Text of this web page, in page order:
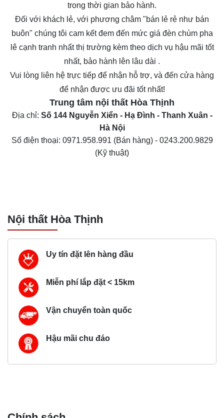
trong thời gian bảo hành.
Đối với khách lẻ, với phương châm "bán lẻ rẻ như bán
buôn" chúng tôi cam kết đem đến mức giá đèn chùm pha
lê cạnh tranh nhất thị trường kèm theo dịch vụ hậu mãi tốt
nhất, bảo hành lên lâu dài .
Vui lòng liên hệ trực tiếp để nhận hỗ trợ, và đến cửa hàng
để nhận được ưu đãi tốt nhất!
Trung tâm nội thất Hòa Thịnh
Địa chỉ: Số 144 Nguyễn Xiển - Hạ Đình - Thanh Xuân -
Hà Nội
Số điện thoại: 0971.958.991 (Bán hàng) - 0243.200.9829
(Kỹ thuật)
Nội thất Hòa Thịnh
Uy tín đặt lên hàng đầu
Miễn phí lắp đặt < 15km
Vận chuyển toàn quốc
Hậu mãi chu đáo